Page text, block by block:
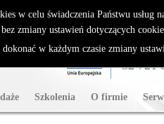
Szkolenia O firmie
32 721
w celu świadczenia Państwu
zmiany ustawień dotyczących
w każdym czasie zmiany